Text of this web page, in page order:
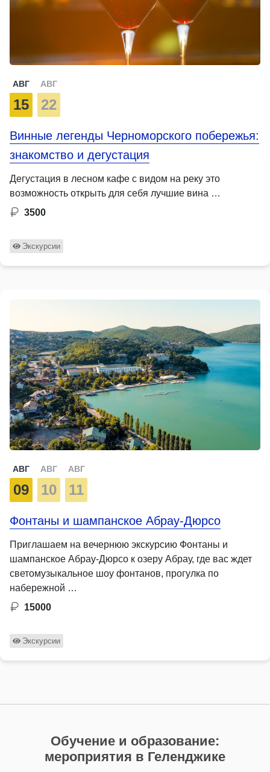
АВГ
15
АВГ
22
Винные легенды Черноморского побережья:
знакомство и дегустация
Дегустация в лесном кафе с видом на реку это
возможность открыть для себя лучшие вина …
3500
Экскурсии
АВГ
09
АВГ
10
АВГ
11
Фонтаны и шампанское Абрау-Дюрсо
Приглашаем на вечернюю экскурсию Фонтаны и
шампанское Абрау-Дюрсо к озеру Абрау, где вас ждет
светомузыкальное шоу фонтанов, прогулка по
набережной …
15000
Экскурсии
Обучение и образование:
мероприятия в Геленджике